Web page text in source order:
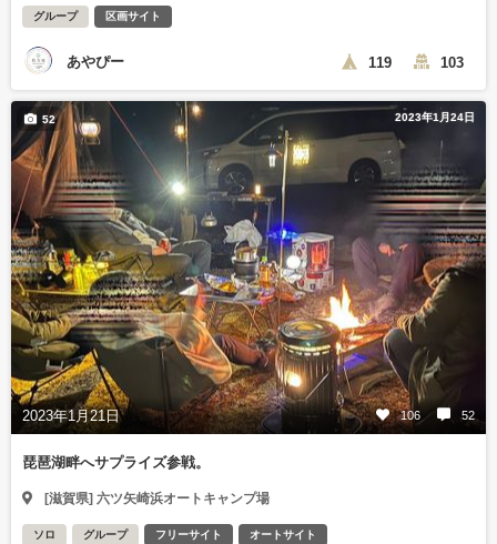
グループ 区画サイト
あやぴー 119 103
2023年1月24日
2023年1月21日 106 52
52
琵琶湖畔へサプライズ参戦。
[滋賀県] 六ツ矢崎浜オートキャンプ場
ソロ グループ フリーサイト オートサイト